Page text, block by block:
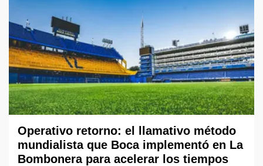
Operativo retorno: el llamativo método
mundialista que Boca implementó en La
Bombonera para acelerar los tiempos